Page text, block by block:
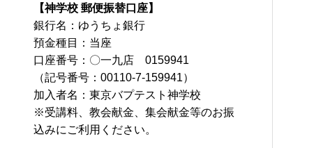
【神学校 郵便振替口座】
銀行名：ゆうちょ銀行
預金種目：当座
口座番号：〇一九店 0159941
（記号番号：00110-7-159941）
加入者名：東京バプテスト神学校
※受講料、教会献金、集会献金等のお振
込みにご利用ください。